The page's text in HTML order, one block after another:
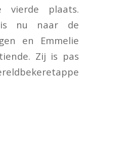
plaats.
is nu naar de
en Emmelie
Zij is pas